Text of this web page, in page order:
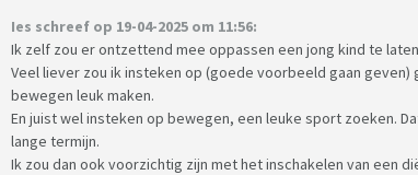
Ies schreef op 19-04-2025 om 11:56:
Ik zelf zou er ontzettend mee oppassen een jong kind te
Veel liever zou ik insteken op (goede voorbeeld gaan geven)
bewegen leuk maken.
En juist wel insteken op bewegen, een leuke sport zoeken.
lange termijn.
Ik zou dan ook voorzichtig zijn met het inschakelen van een